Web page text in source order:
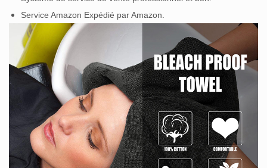
Service Amazon Expédié par Amazon.